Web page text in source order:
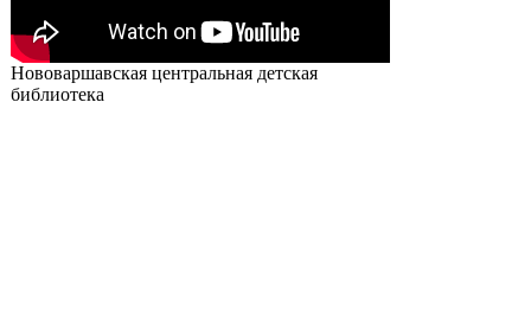
Нововаршавская центральная детская
библиотека